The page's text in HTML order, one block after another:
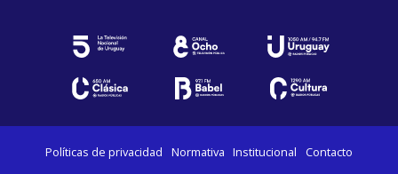
Políticas de privacidad Normativa Institucional Contacto